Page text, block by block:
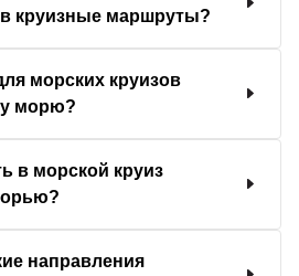
круизные маршруты?
морских круизов
морю?
в морской круиз
направления